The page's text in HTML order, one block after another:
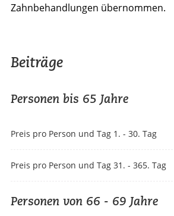
Zahnbehandlungen übernommen.
Beiträge
Personen bis 65 Jahre
Preis pro Person und Tag 1. - 30. Tag
Preis pro Person und Tag 31. - 365. Tag
Personen von 66 - 69 Jahre